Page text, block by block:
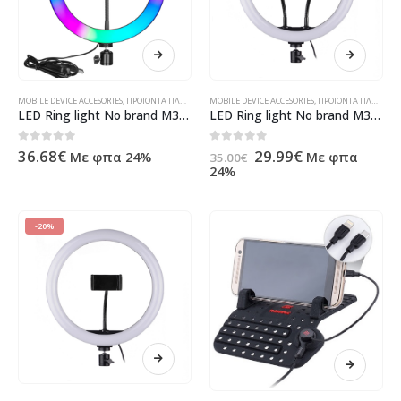
MOBILE DEVICE ACCESORIES, ΠΡΟΪΌΝΤΑ ΠΛΗΡΟΦΟΡΙΚΉΣ - ΚΙΝΗΤΉΣ ΤΗΛΕΦΩΝΊΑΣ - ΗΛΕΚΤΡΟΝΙΚΆ
LED Ring light No brand M33, 33cm, RGB, 25W, Black – 40126
0out of 5
36.68€ Με φπα 24%
MOBILE DEVICE ACCESORIES, ΠΡΟΪΌΝΤΑ ΠΛΗΡΟΦΟΡΙΚΉΣ - ΚΙΝΗΤΉΣ ΤΗΛΕΦΩΝΊΑΣ - ΗΛΕΚΤΡΟΝΙΚΆ
LED Ring light No brand M33, 33cm, 25W, Dual bracket, Black – 40125
out of 5
35.00€ Original
29.99€Η
τρέχουσα
29.99€.
Με φπα
24%
-20%